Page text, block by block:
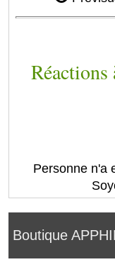
Boutique
Personne n'a